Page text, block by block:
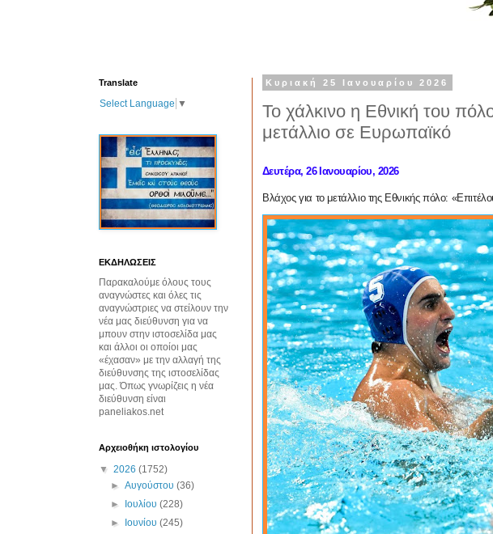
Κυριακή 25 Ιανουαρίου 2026
Το χάλκινο η Εθνική του
μετάλλιο σε Ευρωπαϊκό
Δευτέρα, 26 Ιανουαρίου, 2026
Βλάχος για το μετάλλιο της Εθνικής πόλο:
Translate
Select Language ▼
ΕΚΔΗΛΩΣΕΙΣ
Παρακαλούμε όλους τους
αναγνώστες και όλες τις
αναγνώστριες να στείλουν την
νέα μας διεύθυνση για να
μπουν στην ιστοσελίδα μας
και άλλοι οι οποίοι μας
«έχασαν» με την αλλαγή της
διεύθυνσης της ιστοσελίδας
μας. Όπως γνωρίζεις η νέα
διεύθυνση είναι
paneliakos.net
Αρχειοθήκη ιστολογίου
▼ 2026 (1752)
►Αυγούστου(36)
► Ιουλίου(228)
► Ιουνίου(245)